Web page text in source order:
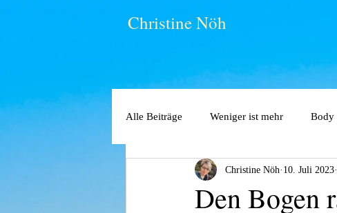
Christine Nöh
Alle Beiträge Weniger ist mehr Body
Den Bogen
Christine Nöh 10. Juli 2023